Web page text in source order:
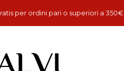
per ordini pari o superiori a 350€